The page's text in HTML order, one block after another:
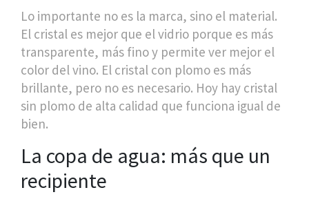
Lo importante no es la marca, sino el material.
El cristal es mejor que el vidrio porque es más
transparente, más fino y permite ver mejor el
color del vino. El cristal con plomo es más
brillante, pero no es necesario. Hoy hay cristal
sin plomo de alta calidad que funciona igual de
bien.
La copa de agua: más que un
recipiente